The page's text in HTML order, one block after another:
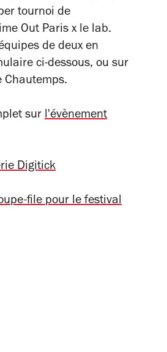
tournoi de
Out Paris x le lab.
de deux en
ci-dessous, ou sur
Chautemps.
sur l'évènement
Digitick
file pour le festival